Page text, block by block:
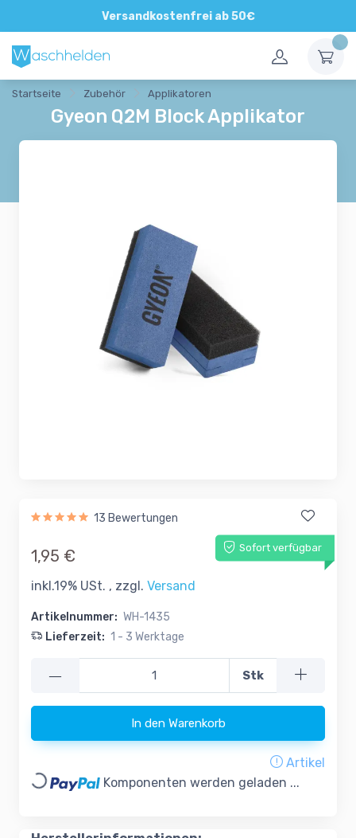
Versandkostenfrei ab 50€
Direkte und persönliche Beratung
Startseite Zubehör Applikatoren
Gyeon Q2M Block Applikator
13 Bewertungen
Sofort verfügbar
1,95 €
inkl.19% USt. , zzgl. Versand
Artikelnummer: WH-1435
Lieferzeit: 1 - 3 Werktage
— Stk
In den Warenkorb
Artikel
Loading... Komponenten werden geladen ...